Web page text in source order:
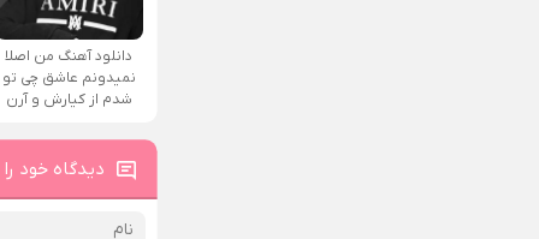
دانلود آهنگ من اصلا
نمیدونم عاشق چی تو
شدم از کیارش و آرن
دیدگاه خود